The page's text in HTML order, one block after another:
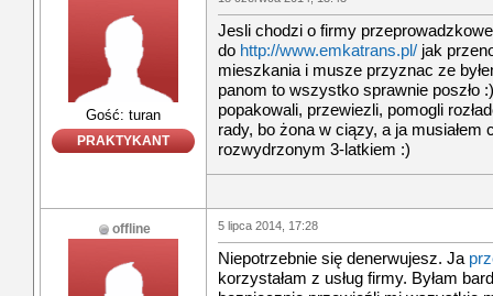
Gość: turan
PRAKTYKANT
Jesli chodzi o firmy
do http://www.emkatrans.pl/ jak
mieszkania i musze przyznac ze
panom to wszystko sprawnie poszło
popakowali, przewiezli, pomogli
rady, bo żona w ciązy, a ja
rozwydrzonym 3-latkiem :)
offline 5 lipca 2014, 17:28
Niepotrzebnie się denerwujesz. Ja
korzystałam z usług firmy. Byłam